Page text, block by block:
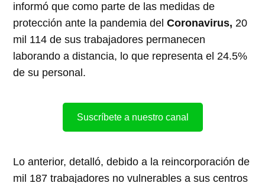
informó que como parte de las medidas de
protección ante la pandemia delCoronavirus, 20
mil 114 de sus trabajadores permanecen
laborando a distancia, lo que representa el 24.5%
de su personal.
Suscríbete a nuestro canal
Lo anterior, detalló, debido a la reincorporación de
mil 187 trabajadores no vulnerables a sus centros